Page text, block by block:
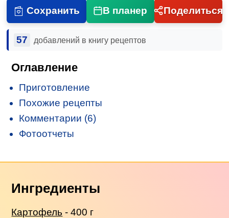
Сохранить В планер Поделиться
57 добавлений в книгу рецептов
Оглавление
Приготовление
Похожие рецепты
Комментарии (6)
Фотоотчеты
Ингредиенты
Картофель - 400 г